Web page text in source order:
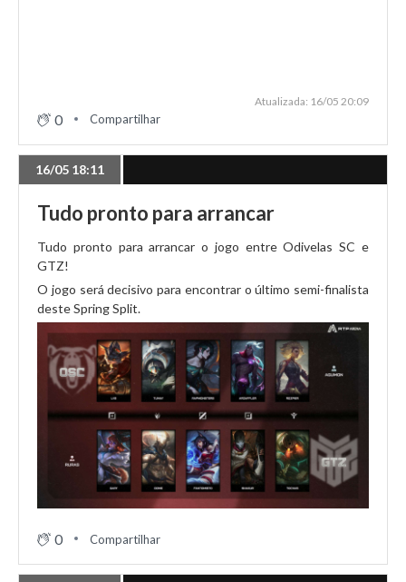
Atualizada: 16/05 20:09
0 Compartilhar
16/05 18:11
Tudo pronto para arrancar
Tudo pronto para arrancar o jogo entre Odivelas SC e
GTZ!
O jogo será decisivo para encontrar o último semi-finalista
deste Spring Split.
0 Compartilhar